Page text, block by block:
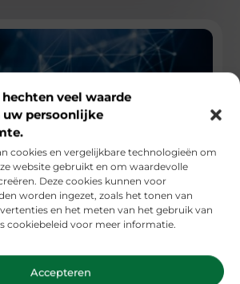
veel waarde
uw persoonlijke
cookies en vergelijkbare technologieën om
website gebruikt en om waardevolle
Deze cookies kunnen voor
worden ingezet, zoals het tonen van
en het meten van het gebruik van
cookiebeleid voor meer informatie.
Accepteren
nu in Nederland: lees het hier.
op in te gaan, het